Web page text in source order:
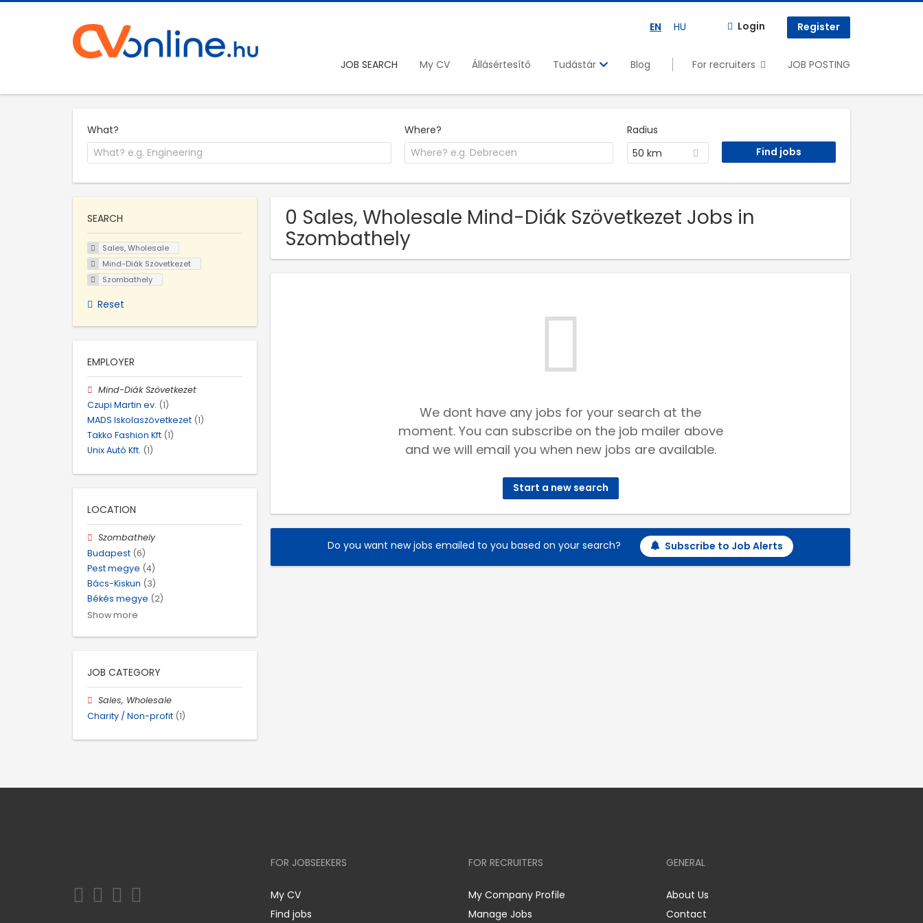
EN HU Login Register
JOB SEARCH My CV Állásértesítő Tudástár Blog For recruiters JOB POSTING
What? Where?
Radius
50 km
0 Sales, Wholesale Mind-Diák Szövetkezet Jobs in
Szombathely
We dont have any jobs for your search at the
moment. You can subscribe on the job mailer above
and we will email you when new jobs are available.
Start a new search
Do you want new jobs emailed to you based on your search? Subscribe to Job Alerts
SEARCH
Sales, Wholesale
Mind-Diák Szövetkezet
Szombathely
Reset
EMPLOYER
Mind-Diák Szövetkezet
Czupi Martin ev. (1)
MADS Iskolaszövetkezet (1)
Takko Fashion Kft (1)
Unix Autó Kft. (1)
LOCATION
Szombathely
Budapest (6)
Pest megye (4)
Bács-Kiskun (3)
Békés megye (2)
Show more
JOB CATEGORY
Sales, Wholesale
Charity / Non-profit (1)
FOR JOBSEEKERS
My CV
Find jobs
FOR RECRUITERS
My Company Profile
Manage Jobs
GENERAL
About Us
Contact